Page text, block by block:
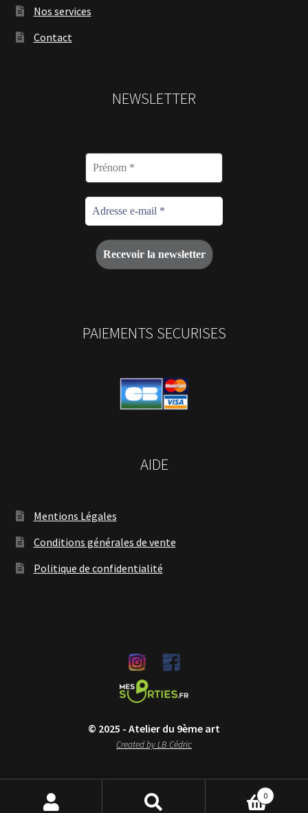
Nos services
Contact
NEWSLETTER
PAIEMENTS SECURISES
AIDE
Mentions Légales
Conditions générales de vente
Politique de confidentialité
© 2025 - Atelier du 9ème art
Created by LB Cédric
0